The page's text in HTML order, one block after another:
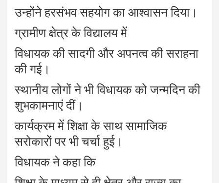
उन्होंने हरसंभव सहयोग का आश्वासन दिया।
ग्रामीण क्षेत्र के विद्यालय में
विधायक की सादगी और अपनत्व की सराहना
की गई।
स्थानीय लोगों ने भी विधायक को जन्मदिन की
शुभकामनाएं दीं।
कार्यक्रम में शिक्षा के साथ सामाजिक
सरोकारों पर भी चर्चा हुई।
विधायक ने कहा कि